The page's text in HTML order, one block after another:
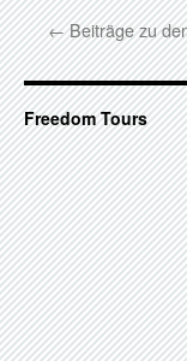
←Beiträge zu
Freedom Tours